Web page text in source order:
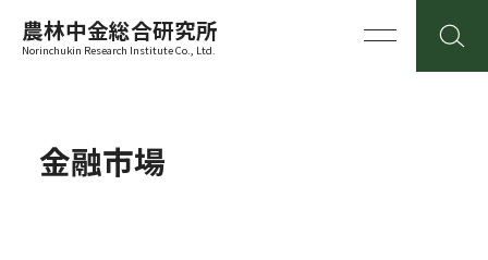
農林中金総合研究所
Norinchukin Research Institute Co., Ltd.
金融市場